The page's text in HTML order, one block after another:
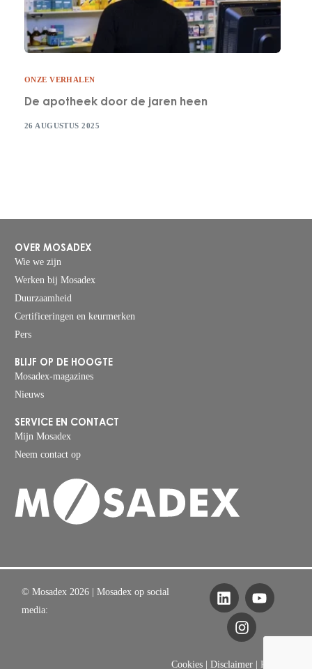
ONZE VERHALEN
De apotheek door de jaren heen
26 AUGUSTUS 2025
OVER MOSADEX
Wie we zijn
Werken bij Mosadex
Duurzaamheid
Certificeringen en keurmerken
Pers
BLIJF OP DE HOOGTE
Mosadex-magazines
Nieuws
SERVICE EN CONTACT
Mijn Mosadex
Neem contact op
© Mosadex 2026| Mosadex op social
media:
Cookies |Disclaimer |Privacy